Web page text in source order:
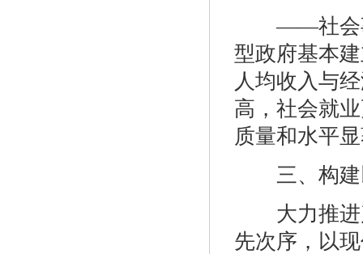
——社会事
型政府基本
人均收入与
高，社会就
质量和水平
三、构建
大力推进
先次序，以